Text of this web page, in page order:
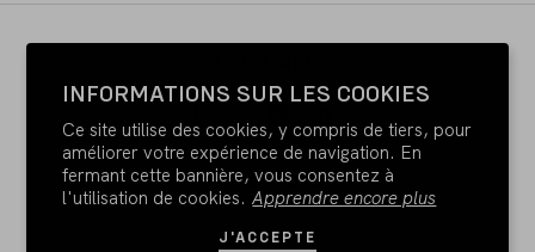
PAYER AVEC
INFORMATIONS SUR LES COOKIES
Ce site utilise des cookies, y compris de tiers, pour
améliorer votre expérience de navigation. En
fermant cette bannière, vous consentez à
l'utilisation de cookies. Apprendre encore plus
J'ACCEPTE